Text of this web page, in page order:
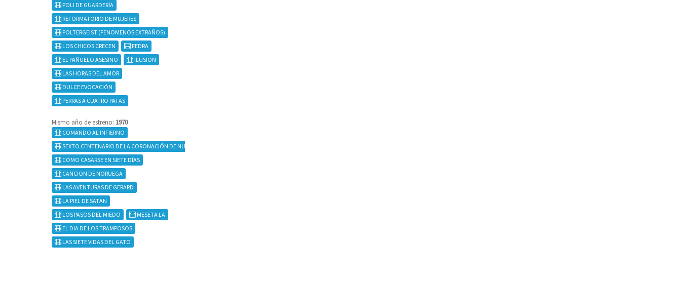
POLI DE GUARDERÍA
REFORMATORIO DE MUJERES
POLTERGEIST (FENOMENOS EXTRAÑOS)
LOS CHICOS CRECEN
FEDRA
EL PAÑUELO ASESINO
ILUSION
LAS HORAS DEL AMOR
DULCE EVOCACIÓN
PERRAS A CUATRO PATAS
Mismo año de estreno: 1970
COMANDO AL INFIERNO
SEXTO CENTENARIO DE LA CORONACIÓN DE NUESTRA SEÑORA DE LLEDÓ
CÓMO CASARSE EN SIETE DÍAS
CANCION DE NORUEGA
LAS AVENTURAS DE GERARD
LA PIEL DE SATAN
LOS PASOS DEL MIEDO
MESETA LA
EL DIA DE LOS TRAMPOSOS
LAS SIETE VIDAS DEL GATO